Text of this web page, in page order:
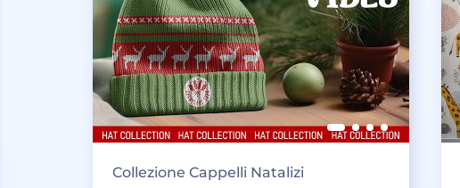
Collezione Cappelli Natalizi